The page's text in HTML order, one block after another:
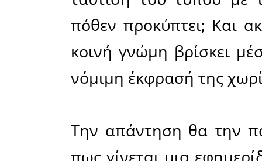
λογική
δηλαδή